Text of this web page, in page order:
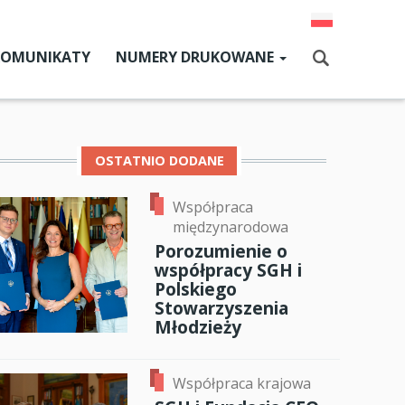
SGH
SGH
NUMERY DRUKOWANE
Aktualny numer
OSTATNIO DODANE
Współpraca
międzynarodowa
Porozumienie o
współpracy SGH i
Polskiego
Stowarzyszenia
Młodzieży
Współpraca krajowa